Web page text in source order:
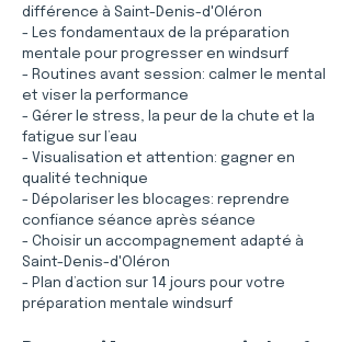
différence à Saint-Denis-d'Oléron
- Les fondamentaux de la préparation
mentale pour progresser en windsurf
- Routines avant session: calmer le mental
et viser la performance
- Gérer le stress, la peur de la chute et la
fatigue sur l’eau
- Visualisation et attention: gagner en
qualité technique
- Dépolariser les blocages: reprendre
confiance séance après séance
- Choisir un accompagnement adapté à
Saint-Denis-d'Oléron
- Plan d’action sur 14 jours pour votre
préparation mentale windsurf